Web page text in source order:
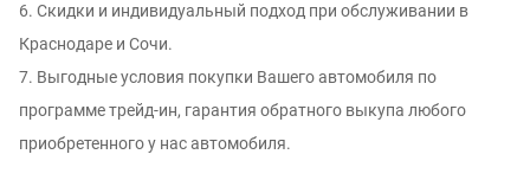
6. Скидки и индивидуальный подход при обслуживании в
Краснодаре и Сочи.
7. Выгодные условия покупки Вашего автомобиля по
программе трейд-ин, гарантия обратного выкупа любого
приобретенного у нас автомобиля.